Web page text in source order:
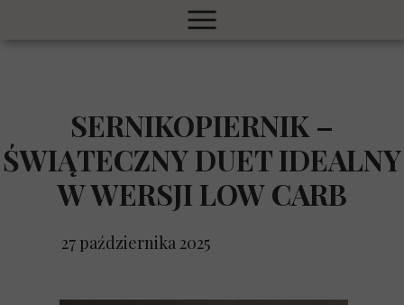
27 października 2025
SERNIKOPIERNIK –
ŚWIĄTECZNY DUET IDEALNY
W WERSJI LOW CARB